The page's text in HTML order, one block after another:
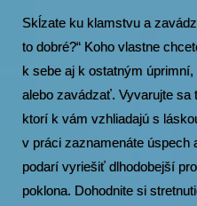
Skĺzate ku klamstvu a
to dobré?“ Koho vlastne
k sebe aj k ostatným
alebo zavádzať. Vyvarujte sa
ktorí k vám vzhliadajú s
v práci zaznamenáte úspech
podarí vyriešiť dlhodobejší
poklona. Dohodnite si